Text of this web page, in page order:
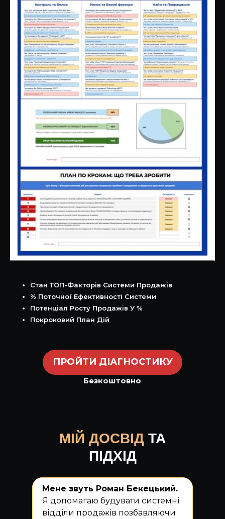
Стан ТОП-Факторів Системи Продажів
% Поточної Ефективності Системи
Потенціал Росту Продажів У %
Покроковий План Дій
ПРОЙТИ ДІАГНОСТИКУ
Безкоштовно
Мене звуть Роман Бекецький.
Я допомагаю будувати системні
відділи продажів позбавляючи
МІЙ ДОСВІД ТА
ПІДХІД